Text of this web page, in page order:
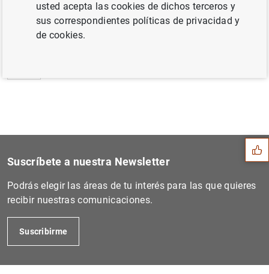
Siguiente
Balanza de pagos de la zona...
Sugerencias
Suscríbete a nuestra Newsletter
Podrás elegir las áreas de tu interés para las que quieres
recibir nuestras comunicaciones.
Suscribirme
usted acepta las cookies de dichos terceros y
sus correspondientes políticas de privacidad y
de cookies.